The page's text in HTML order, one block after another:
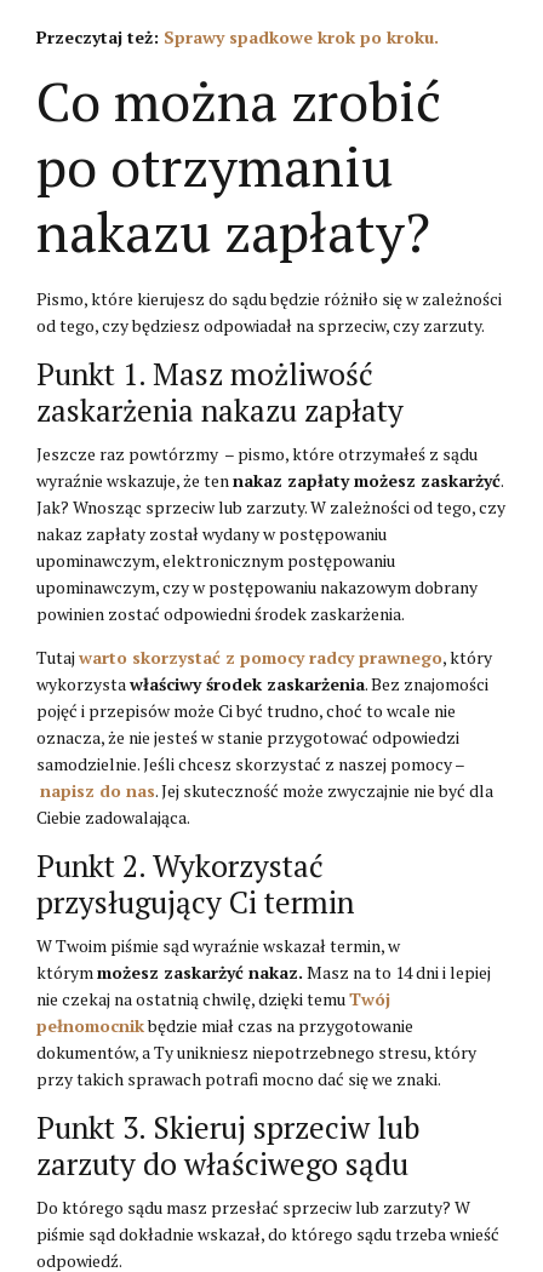
Przeczytaj też: Sprawy spadkowe krok po kroku.
Co można zrobić
po otrzymaniu
nakazu zapłaty?
Pismo, które kierujesz do sądu będzie różniło się w zależności
od tego, czy będziesz odpowiadał na sprzeciw, czy zarzuty.
Punkt 1. Masz możliwość
zaskarżenia nakazu zapłaty
Jeszcze raz powtórzmy – pismo, które otrzymałeś z sądu
wyraźnie wskazuje, że tennakaz zapłaty możesz zaskarżyć.
Jak? Wnosząc sprzeciw lub zarzuty. W zależności od tego, czy
nakaz zapłaty został wydany w postępowaniu
upominawczym, elektronicznym postępowaniu
upominawczym, czy w postępowaniu nakazowym dobrany
powinien zostać odpowiedni środek zaskarżenia.
Tutaj warto skorzystać z pomocy radcy prawnego, który
wykorzystawłaściwy środek zaskarżenia. Bez znajomości
pojęć i przepisów może Ci być trudno, choć to wcale nie
oznacza, że nie jesteś w stanie przygotować odpowiedzi
samodzielnie. Jeśli chcesz skorzystać z naszej pomocy –
napisz do nas. Jej skuteczność może zwyczajnie nie być dla
Ciebie zadowalająca.
Punkt 2. Wykorzystać
przysługujący Ci termin
W Twoim piśmie sąd wyraźnie wskazał termin, w
którymmożesz zaskarżyć nakaz. Masz na to 14 dni i lepiej
nie czekaj na ostatnią chwilę, dzięki temuTwój
pełnomocnikbędzie miał czas na przygotowanie
dokumentów, a Ty unikniesz niepotrzebnego stresu, który
przy takich sprawach potrafi mocno dać się we znaki.
Punkt 3. Skieruj sprzeciw lub
zarzuty do właściwego sądu
Do którego sądu masz przesłać sprzeciw lub zarzuty? W
piśmie sąd dokładnie wskazał, do którego sądu trzeba wnieść
odpowiedź.